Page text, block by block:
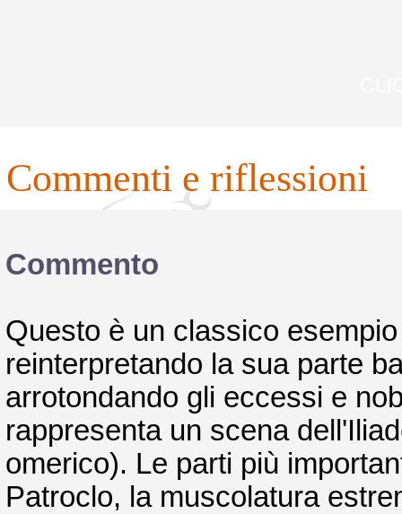
commenti e riflessioni
Commento
Questo è un classico
reinterpretando la sua parte
arrotondando gli eccessi e
rappresenta un scena
omerico). Le parti più
Patroclo, la muscolatura